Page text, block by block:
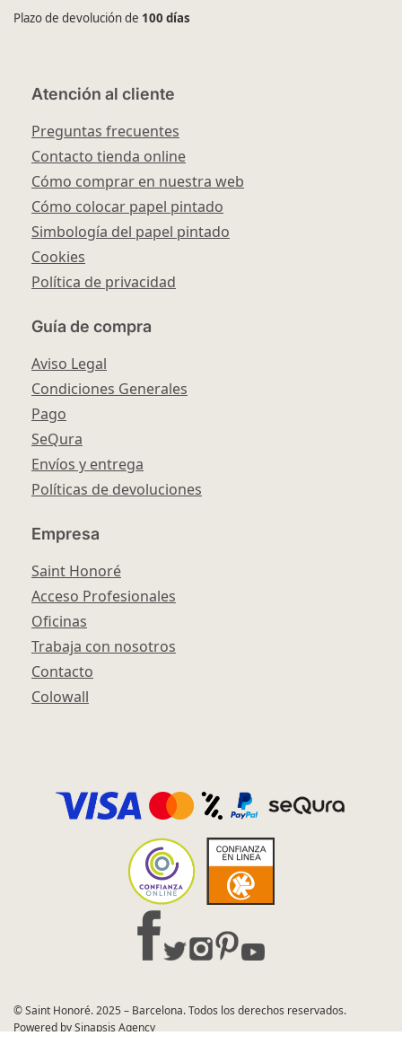
© Saint Honoré. 2025 – Barcelona. Todos los derechos reservados.
Powered by Sinapsis Agency
Plazo de devolución de 100 días
Atención al cliente
Preguntas frecuentes
Contacto tienda online
Cómo comprar en nuestra web
Cómo colocar papel pintado
Simbología del papel pintado
Cookies
Política de privacidad
Guía de compra
Aviso Legal
Condiciones Generales
Pago
SeQura
Envíos y entrega
Políticas de devoluciones
Empresa
Saint Honoré
Acceso Profesionales
Oficinas
Trabaja con nosotros
Contacto
Colowall